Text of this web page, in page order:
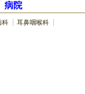
病院
科 耳鼻咽喉科